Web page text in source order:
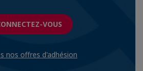
VOUS
nos offres d'adhésion